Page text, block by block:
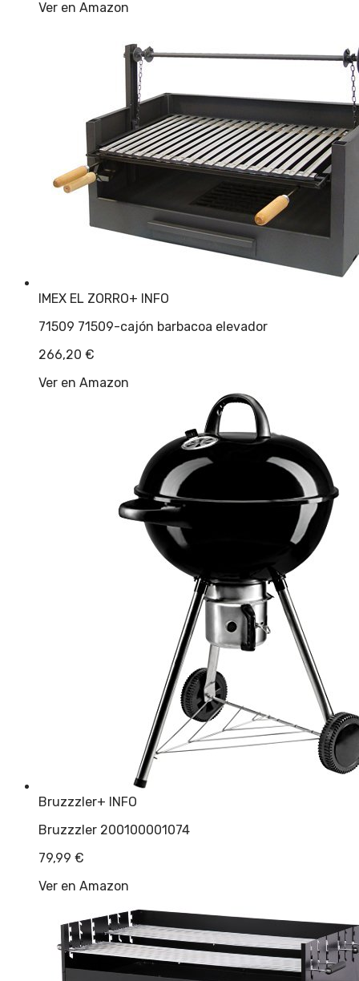
Ver en Amazon
IMEX EL ZORRO+ INFO
71509 71509-cajón barbacoa elevador
266,20 €
Ver en Amazon
Bruzzzler+ INFO
Bruzzzler 200100001074
79,99 €
Ver en Amazon